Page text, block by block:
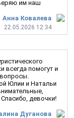
Анна Ковалева
22.05.2026 12:34
им наш
Дуганова
всегда помогут и
Юлии и Натальи
девочки!